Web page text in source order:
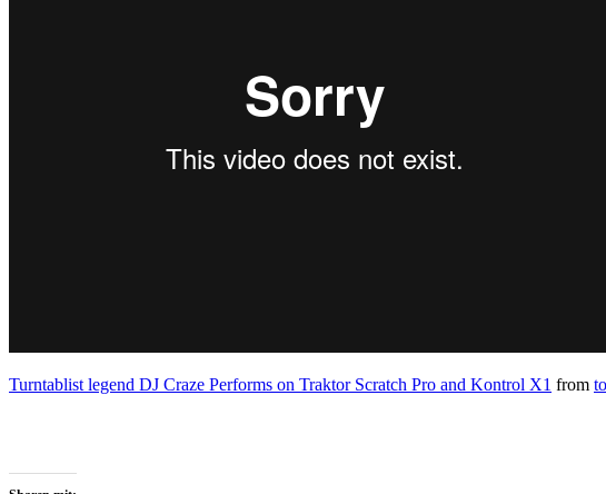
Turntablist legend DJ Craze Performs on Traktor Scratch Pro and Kontrol X1 from